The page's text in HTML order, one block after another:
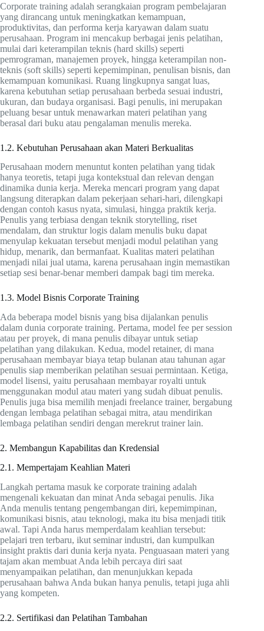
Corporate training adalah serangkaian program pembelajaran
yang dirancang untuk meningkatkan kemampuan,
produktivitas, dan performa kerja karyawan dalam suatu
perusahaan. Program ini mencakup berbagai jenis pelatihan,
mulai dari keterampilan teknis (hard skills) seperti
pemrograman, manajemen proyek, hingga keterampilan non-
teknis (soft skills) seperti kepemimpinan, penulisan bisnis, dan
kemampuan komunikasi. Ruang lingkupnya sangat luas,
karena kebutuhan setiap perusahaan berbeda sesuai industri,
ukuran, dan budaya organisasi. Bagi penulis, ini merupakan
peluang besar untuk menawarkan materi pelatihan yang
berasal dari buku atau pengalaman menulis mereka.
1.2. Kebutuhan Perusahaan akan Materi Berkualitas
Perusahaan modern menuntut konten pelatihan yang tidak
hanya teoretis, tetapi juga kontekstual dan relevan dengan
dinamika dunia kerja. Mereka mencari program yang dapat
langsung diterapkan dalam pekerjaan sehari-hari, dilengkapi
dengan contoh kasus nyata, simulasi, hingga praktik kerja.
Penulis yang terbiasa dengan teknik storytelling, riset
mendalam, dan struktur logis dalam menulis buku dapat
menyulap kekuatan tersebut menjadi modul pelatihan yang
hidup, menarik, dan bermanfaat. Kualitas materi pelatihan
menjadi nilai jual utama, karena perusahaan ingin memastikan
setiap sesi benar-benar memberi dampak bagi tim mereka.
1.3. Model Bisnis Corporate Training
Ada beberapa model bisnis yang bisa dijalankan penulis
dalam dunia corporate training. Pertama, model fee per session
atau per proyek, di mana penulis dibayar untuk setiap
pelatihan yang dilakukan. Kedua, model retainer, di mana
perusahaan membayar biaya tetap bulanan atau tahunan agar
penulis siap memberikan pelatihan sesuai permintaan. Ketiga,
model lisensi, yaitu perusahaan membayar royalti untuk
menggunakan modul atau materi yang sudah dibuat penulis.
Penulis juga bisa memilih menjadi freelance trainer, bergabung
dengan lembaga pelatihan sebagai mitra, atau mendirikan
lembaga pelatihan sendiri dengan merekrut trainer lain.
2. Membangun Kapabilitas dan Kredensial
2.1. Mempertajam Keahlian Materi
Langkah pertama masuk ke corporate training adalah
mengenali kekuatan dan minat Anda sebagai penulis. Jika
Anda menulis tentang pengembangan diri, kepemimpinan,
komunikasi bisnis, atau teknologi, maka itu bisa menjadi titik
awal. Tapi Anda harus memperdalam keahlian tersebut:
pelajari tren terbaru, ikut seminar industri, dan kumpulkan
insight praktis dari dunia kerja nyata. Penguasaan materi yang
tajam akan membuat Anda lebih percaya diri saat
menyampaikan pelatihan, dan menunjukkan kepada
perusahaan bahwa Anda bukan hanya penulis, tetapi juga ahli
yang kompeten.
2.2. Sertifikasi dan Pelatihan Tambahan